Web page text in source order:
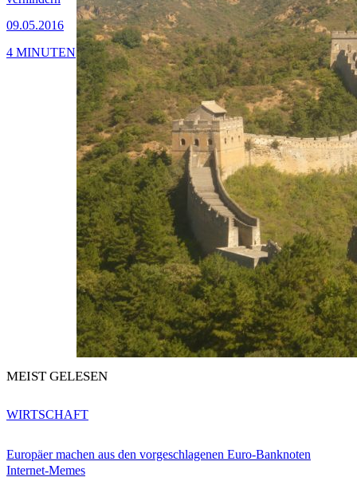
09.05.2016
4 MINUTEN
MEIST GELESEN
Europäer machen aus den vorgeschlagenen Euro-Banknoten
Internet-Memes
WIRTSCHAFT